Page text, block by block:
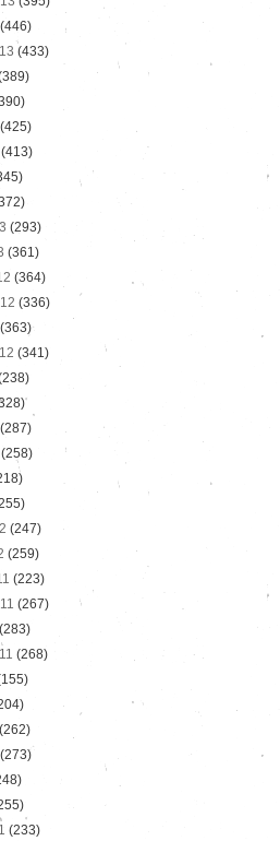
(446)
(433)
(425)
(413)
(293)
(361)
(364)
(336)
(363)
(341)
(287)
(258)
(247)
(259)
(223)
(267)
(283)
(268)
(262)
(273)
(233)